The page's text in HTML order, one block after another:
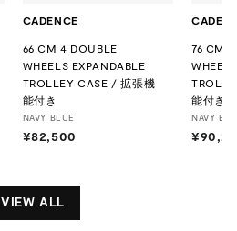
CADENCE
66 CM 4 DOUBLE
WHEELS EXPANDABLE
TROLLEY CASE / 拡張機
能付き
NAVY BLUE
¥82,500
,
0
76 CM
能付き
NAVY
VIEW ALL